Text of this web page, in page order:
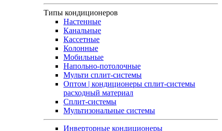
Типы кондиционеров
Настенные
Канальные
Кассетные
Колонные
Мобильные
Напольно-потолочные
Мульти сплит-системы
Оптом | кондиционеры сплит-системы
расходный материал
Сплит-системы
Мультизональные системы
Инверторные кондиционеры